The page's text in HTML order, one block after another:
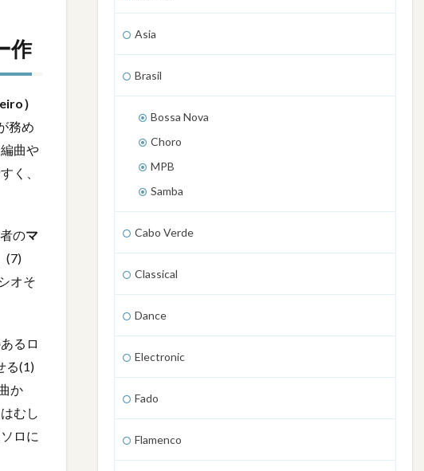
作
）
務め
曲や
く、
のマ
(7)
オそ
るロ
る(1)
か
むし
ロに
Asia
Brasil
Bossa Nova
Choro
MPB
Samba
Cabo Verde
Classical
Dance
Electronic
Fado
Flamenco